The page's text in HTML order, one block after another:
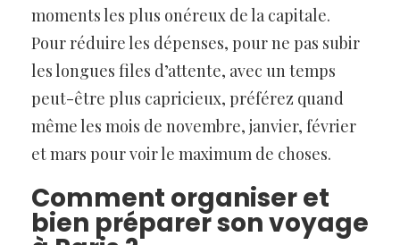
moments les plus onéreux de la capitale.
Pour réduire les dépenses, pour ne pas subir
les longues files d’attente, avec un temps
peut-être plus capricieux, préférez quand
même les mois de novembre, janvier, février
et mars pour voir le maximum de choses.
Comment organiser et
bien préparer son voyage